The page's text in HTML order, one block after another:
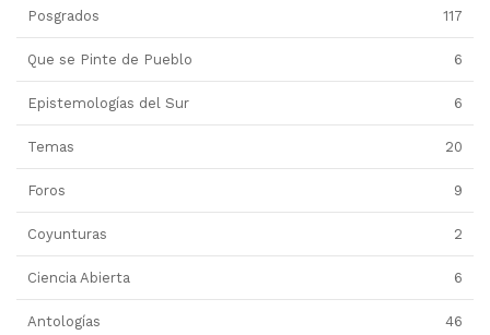
Posgrados 117
Que se Pinte de Pueblo 6
Epistemologías del Sur 6
Temas 20
Foros 9
Coyunturas 2
Ciencia Abierta 6
Antologías 46